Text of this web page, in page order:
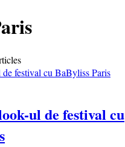
ul de festival cu